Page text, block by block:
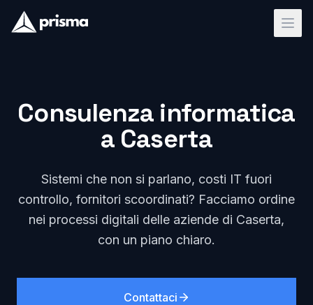
Consulenza informatica
a Caserta
Sistemi che non si parlano, costi IT fuori
controllo, fornitori scoordinati? Facciamo ordine
nei processi digitali delle aziende di Caserta,
con un piano chiaro.
Contattaci